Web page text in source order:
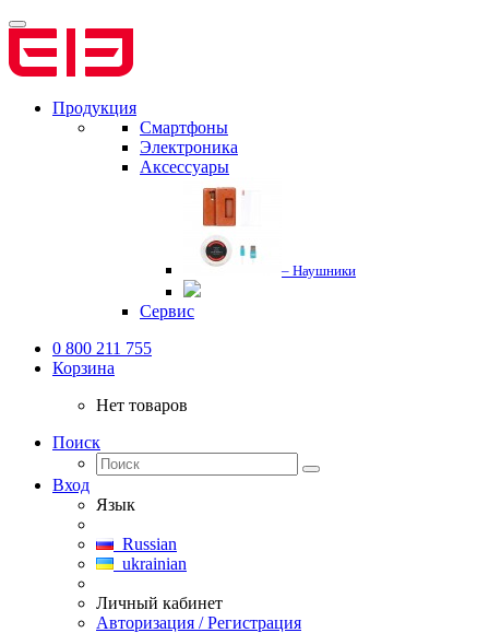
Продукция
Смартфоны
Электроника
Аксессуары
– Наушники
Сервис
0 800 211 755
Корзина
Нет товаров
Поиск
Вход
Язык
Russian
ukrainian
Личный кабинет
Авторизация / Регистрация